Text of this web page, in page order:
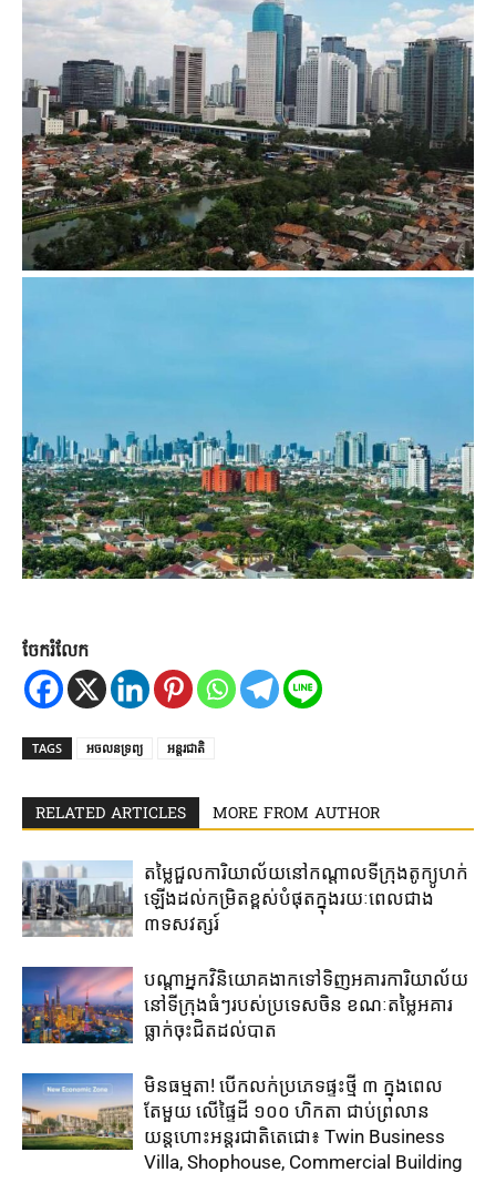
ចែករំលែក
TAGS អចលនទ្រព្យ អន្តរជាតិ
RELATED ARTICLES MORE FROM AUTHOR
តម្លៃជួល​ការិយាល័យ​នៅ​កណ្តាល​ទីក្រុងតូក្យូ​ហក់​
ឡើង​ដល់​កម្រិត​ខ្ពស់​បំផុត​ក្នុង​រយៈ​ពេល​ជាង​
៣ទសវត្សរ៍​
បណ្តាអ្នកវិនិយោគ​ងាក​ទៅ​ទិញ​អគារការិយាល័យ​
នៅ​ទីក្រុង​ធំៗ​របស់​ប្រទេសចិន ​ខណៈតម្លៃអគារ
ធ្លាក់​ចុះ​ជិត​ដល់​បាត
មិនធម្មតា! បើកលក់ប្រភេទផ្ទះថ្មី ៣ ក្នុងពេល
តែមួយ លើផ្ទៃដី ១០០ ហិកតា ​ជាប់​ព្រលាន
យន្តហោះ​អន្តរជាតិតេជោ៖ ​Twin Business
Villa, Shophouse, Commercial Building